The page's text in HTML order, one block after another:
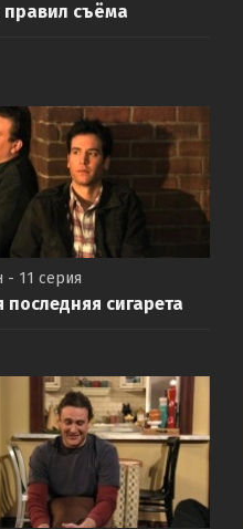
правил съёма
- 11 серия
последняя сигарета